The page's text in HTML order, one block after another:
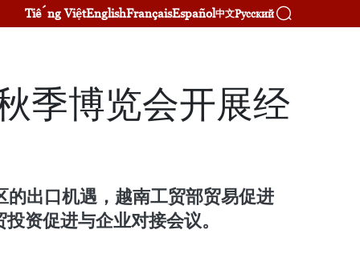
Tiếng ViệtEnglishFrançaisEspañol中文Русский
季博览会开展经
出口机遇，越南工贸部贸易促进
资促进与企业对接会议。